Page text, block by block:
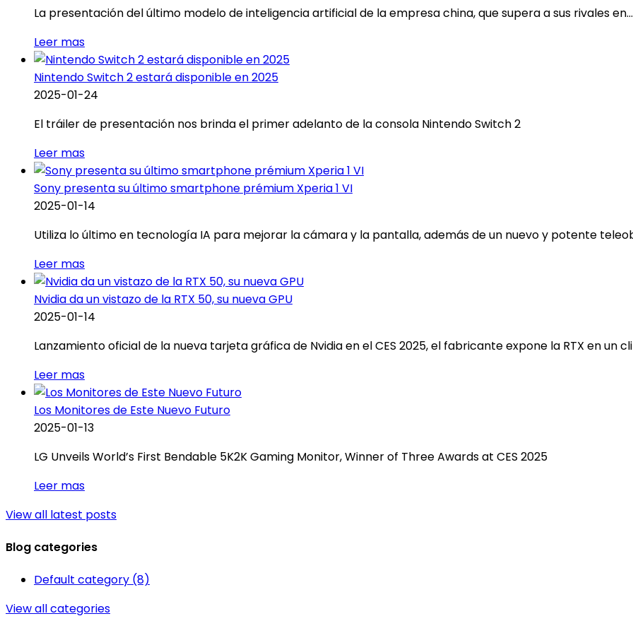
La presentación del último modelo de inteligencia artificial de la empresa china, que supera a sus rivales en...
Leer mas
Nintendo Switch 2 estará disponible en 2025
2025-01-24
El tráiler de presentación nos brinda el primer adelanto de la consola Nintendo Switch 2
Leer mas
Sony presenta su último smartphone prémium Xperia 1 VI
2025-01-14
Utiliza lo último en tecnología IA para mejorar la cámara y la pantalla, además de un nuevo y potente
Leer mas
Nvidia da un vistazo de la RTX 50, su nueva GPU
2025-01-14
Lanzamiento oficial de la nueva tarjeta gráfica de Nvidia en el CES 2025, el fabricante expone la RTX en un
Leer mas
Los Monitores de Este Nuevo Futuro
2025-01-13
LG Unveils World’s First Bendable 5K2K Gaming Monitor, Winner of Three Awards at CES 2025
Leer mas
View all latest posts
Blog categories
Default category (8)
View all categories